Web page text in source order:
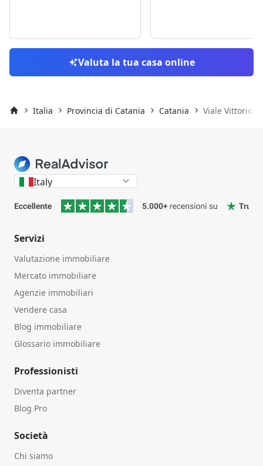
Valuta la tua casa online
Italia Provincia di Catania Catania Viale Vittorio
Italy
Servizi
Valutazione immobiliare
Mercato immobiliare
Agenzie immobiliari
Vendere casa
Blog immobiliare
Glossario immobiliare
Professionisti
Diventa partner
Blog Pro
Società
Chi siamo